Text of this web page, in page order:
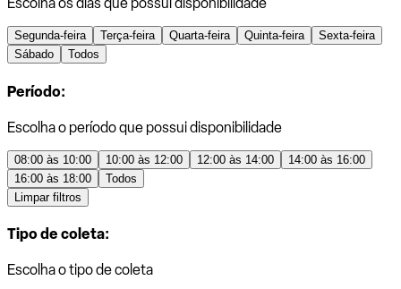
Escolha os dias que possui disponibilidade
Segunda-feira Terça-feira Quarta-feira Quinta-feira
Sexta-feira
Sábado
Todos
Período:
Escolha o período que possui disponibilidade
08:00 às 10:00 10:00 às 12:00 12:00 às 14:00
14:00 às 16:00
16:00 às 18:00
Todos
Limpar filtros
Tipo de coleta:
Escolha o tipo de coleta